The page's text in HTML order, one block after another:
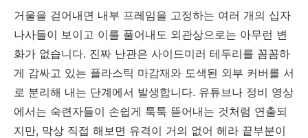
거울을 걷어내면 내부 프레임을 고정하는 여러 개의 십자
나사들이 보이고 이를 풀어내도 외관상으로는 아무런 변
화가 없습니다. 진짜 난관은 사이드미러 테두리를 꼼꼼하
게 감싸고 있는 플라스틱 마감재와 도색된 외부 커버를 서
로 분리해 내는 단계에서 발생합니다. 유튜브나 정비 영상
에서는 숙련자들이 손쉽게 툭툭 뜯어내는 것처럼 연출되
지만, 막상 직접 해보면 유격이 거의 없어 헤라 끝부분이